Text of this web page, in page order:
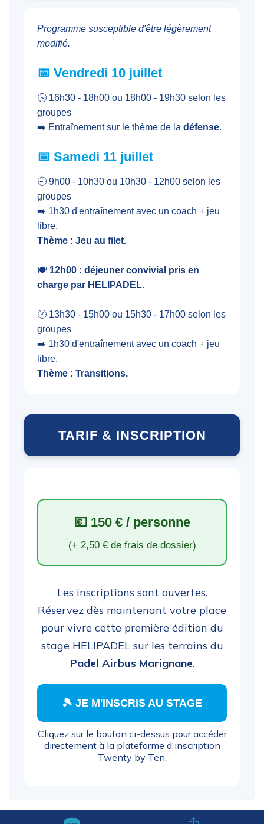
Programme susceptible d'être légèrement
modifié.
📅 Vendredi 10 juillet
🕟 16h30 - 18h00 ou 18h00 - 19h30 selon les
groupes
➡️ Entraînement sur le thème de la défense.
📅 Samedi 11 juillet
🕘 9h00 - 10h30 ou 10h30 - 12h00 selon les
groupes
➡️ 1h30 d'entraînement avec un coach + jeu
libre.
Thème : Jeu au filet.
🍽️ 12h00 : déjeuner convivial pris en
charge par HELIPADEL.
🕜 13h30 - 15h00 ou 15h30 - 17h00 selon les
groupes
➡️ 1h30 d'entraînement avec un coach + jeu
libre.
Thème : Transitions.
TARIF & INSCRIPTION
💶 150 € / personne
(+ 2,50 € de frais de dossier)
Les inscriptions sont ouvertes.
Réservez dès maintenant votre place
pour vivre cette première édition du
stage HELIPADEL sur les terrains du
Padel Airbus Marignane.
🎾 JE M'INSCRIS AU STAGE
Cliquez sur le bouton ci-dessus pour accéder
directement à la plateforme d'inscription
Twenty by Ten.